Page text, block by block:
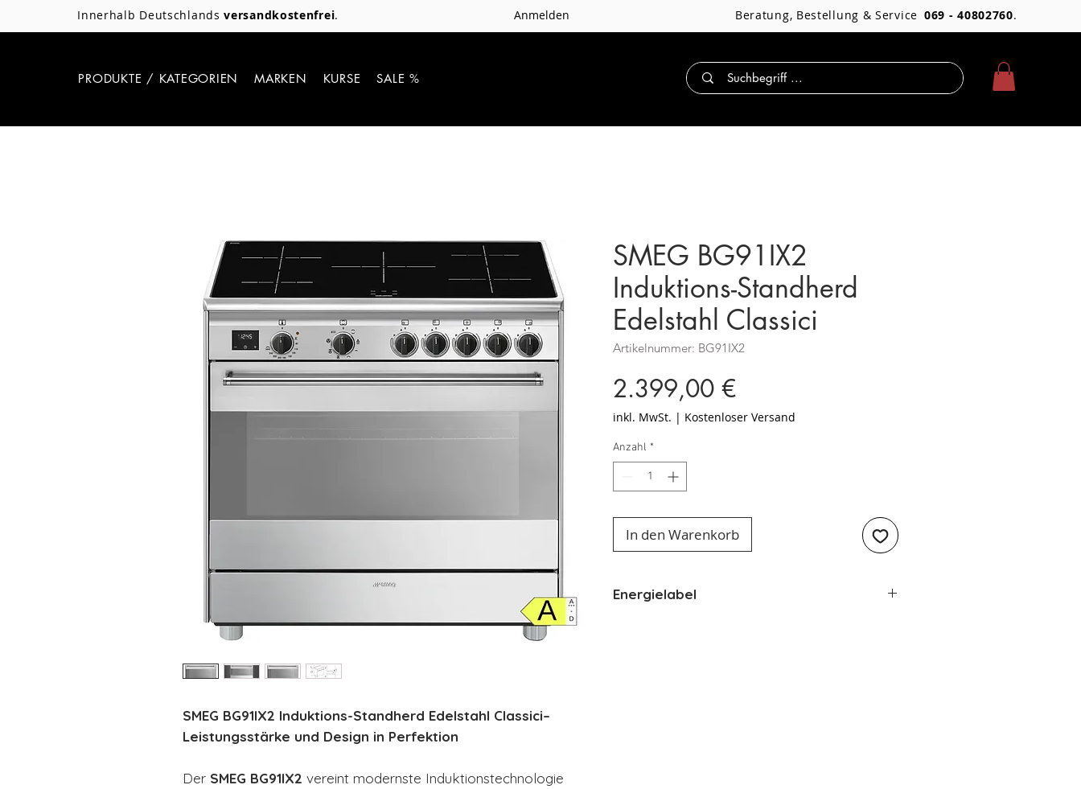
Innerhalb Deutschlandsversandkostenfrei. Anmelden Beratung, Bestellung & Service 069 - 40802760.
PRODUKTE / KATEGORIEN MARKEN KURSE SALE %
SMEG BG91IX2 Induktions-Standherd Edelstahl Classici–
Leistungsstärke und Design in Perfektion
Der SMEG BG91IX2 vereint modernste Induktionstechnologie
SMEG BG91IX2
Induktions-Standherd
Edelstahl Classici
Artikelnummer: BG91IX2
2.399,00 €Preis
inkl. MwSt. | Kostenloser Versand
Anzahl *
In den Warenkorb
Energielabel